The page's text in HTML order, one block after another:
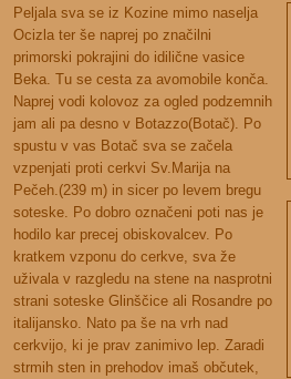
Peljala sva se iz Kozine mimo naselja
Ocizla ter še naprej po značilni
primorski pokrajini do idilične vasice
Beka. Tu se cesta za avomobile konča.
Naprej vodi kolovoz za ogled podzemnih
jam ali pa desno v Botazzo(Botač). Po
spustu v vas Botač sva se začela
vzpenjati proti cerkvi Sv.Marija na
Pečeh.(239 m) in sicer po levem bregu
soteske. Po dobro označeni poti nas je
hodilo kar precej obiskovalcev. Po
kratkem vzponu do cerkve, sva že
uživala v razgledu na stene na nasprotni
strani soteske Glinščice ali Rosandre po
italijansko. Nato pa še na vrh nad
cerkvijo, ki je prav zanimivo lep. Zaradi
strmih sten in prehodov imaš občutek,